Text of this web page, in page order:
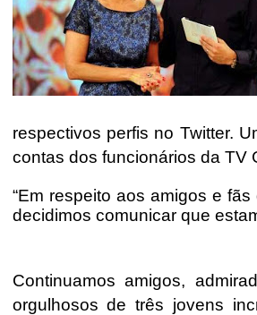
respectivos perfis no Twitter.
contas dos funcionários da TV
“Em respeito aos amigos e
decidimos comunicar que
Continuamos amigos,
orgulhosos de três jovens